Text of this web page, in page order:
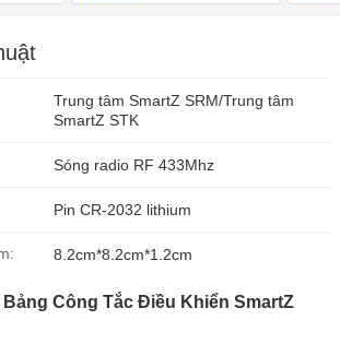
Trung tâm SmartZ SRM/Trung tâm
SmartZ STK
Sóng radio RF 433Mhz
Pin CR-2032 lithium
8.2cm*8.2cm*1.2cm
Bảng Công Tắc Điều Khiển SmartZ